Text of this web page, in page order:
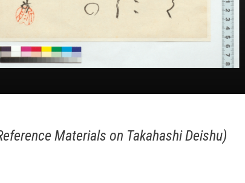
Materials on Takahashi Deishu)